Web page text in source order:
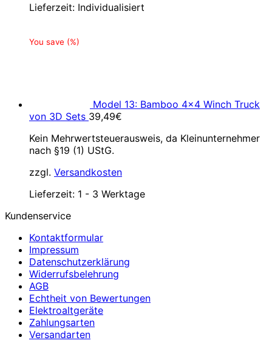
Lieferzeit: Individualisiert
You save (%)
Model 13: Bamboo 4×4 Winch Truck
von 3D Sets 39,49€
Kein Mehrwertsteuerausweis, da Kleinunternehmer
nach §19 (1) UStG.
zzgl. Versandkosten
Lieferzeit: 1 - 3 Werktage
Kundenservice
Kontaktformular
Impressum
Datenschutzerklärung
Widerrufsbelehrung
AGB
Echtheit von Bewertungen
Elektroaltgeräte
Zahlungsarten
Versandarten